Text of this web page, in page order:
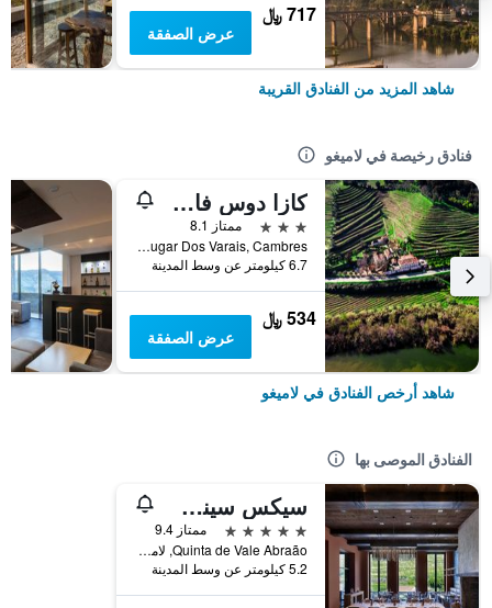
717 ﷼
عرض الصفقة
شاهد المزيد من الفنادق القريبة
فنادق رخيصة في لاميغو
كازا دوس فارايس
3 نجوم
ممتاز 8.1
Lugar Dos Varais, Cambres, لاميغو, محافظة فيسيو, البرتغال
6.7 كيلومتر عن وسط المدينة
534 ﷼
عرض الصفقة
شاهد أرخص الفنادق في لاميغو
الفنادق الموصى بها
سيكس سينس دورو فالي
5 نجوم
ممتاز 9.4
Quinta de Vale Abraão, لاميغو, محافظة فيسيو, البرتغال
5.2 كيلومتر عن وسط المدينة